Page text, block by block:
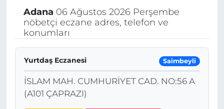
Adana 06 Ağustos 2026 Perşembe
nöbetçi eczane adres, telefon ve
konumları
Yurtdaş Eczanesi Saimbeyli
İSLAM MAH. CUMHURİYET CAD. NO:56 A
(A101 ÇAPRAZI)